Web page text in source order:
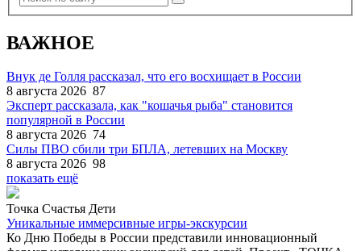
ВАЖНОЕ
Внук де Голля рассказал, что его восхищает в России
8 августа 2026 87
Эксперт рассказала, как "кошачья рыба" становится
популярной в России
8 августа 2026 74
Силы ПВО сбили три БПЛА, летевших на Москву
8 августа 2026 98
показать ещё
Точка Счастья Дети
Уникальные иммерсивные игры-экскурсии
Ко Дню Победы в России представили инновационный